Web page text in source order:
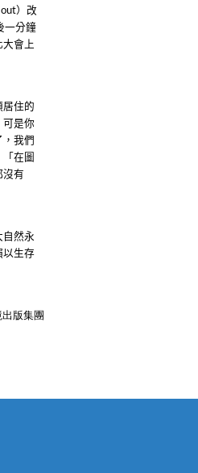
out）改
一分鐘
大會上
居住的
可是你
我們
在圖
沒有
自然永
以生存
版集團